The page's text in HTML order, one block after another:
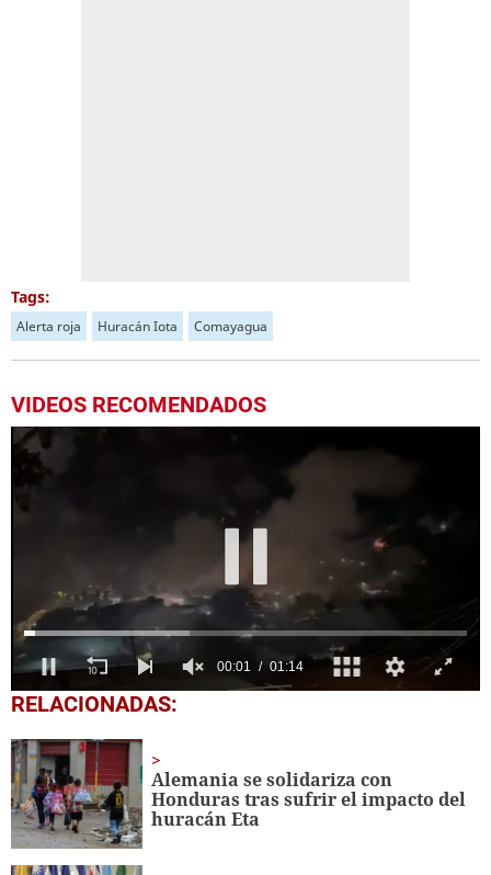
Tags:
Alerta roja Huracán Iota Comayagua
VIDEOS RECOMENDADOS
0
seconds
1
minute,
14
seconds
RELACIONADAS:
Alemania se solidariza con
Honduras tras sufrir el impacto del
huracán Eta